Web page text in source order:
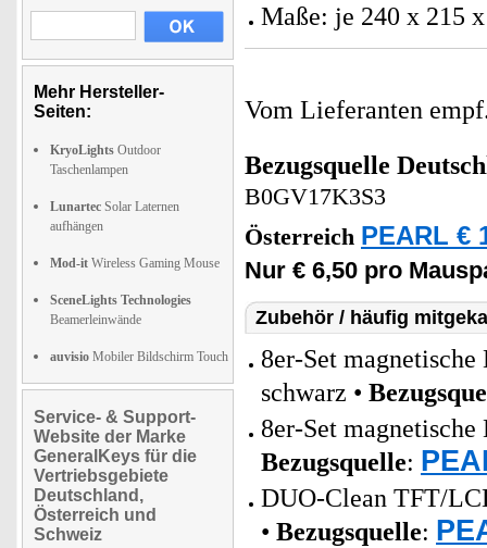
Mehr Hersteller-
Seiten:
KryoLights Outdoor
Taschenlampen
Lunartec Solar Laternen
aufhängen
Mod-it Wireless Gaming Mouse
SceneLights Technologies
Beamerleinwände
auvisio Mobiler Bildschirm Touch
Service- & Support-
Website der Marke
GeneralKeys für die
Vertriebsgebiete
Deutschland,
Österreich und
Schweiz
Maße: je 240 x 215
Vom Lieferanten
Bezugsquelle
B0GV17K3S3
Österreich PEARL €
Nur € 6,50 pro
Zubehör / häufig
8er-Set
schwarz •
8er-Set
Bezugsquelle:
DUO-Clean TFT/
• Bezugsquelle: